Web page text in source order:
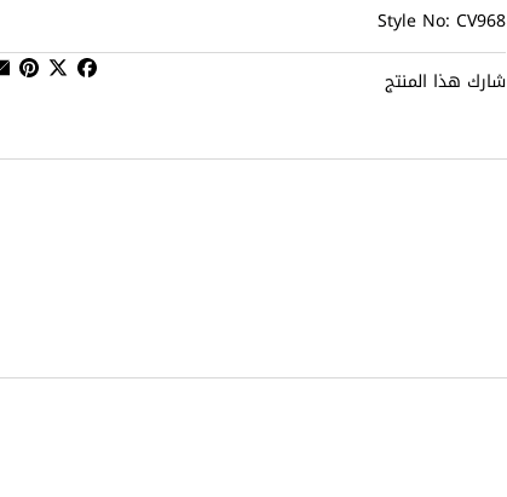
Style No: CV968
شارك هذا المنتج